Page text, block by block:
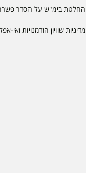
החלטת בימ"ש על הסדר פשרה
מדיניות שוויון הזדמנויות ואי-